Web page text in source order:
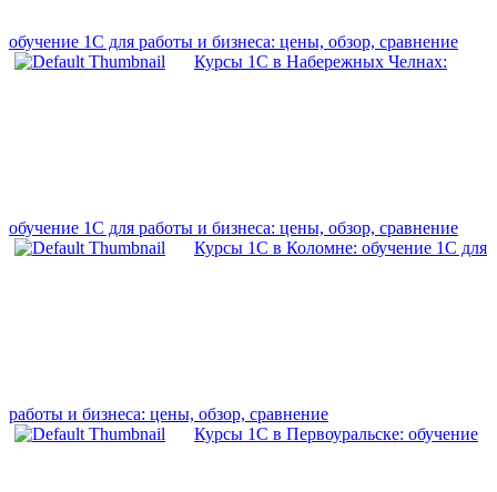
обучение 1С для работы и бизнеса: цены, обзор, сравнение
Курсы 1С в Набережных Челнах:
обучение 1С для работы и бизнеса: цены, обзор, сравнение
Курсы 1С в Коломне: обучение 1С для
работы и бизнеса: цены, обзор, сравнение
Курсы 1С в Первоуральске: обучение